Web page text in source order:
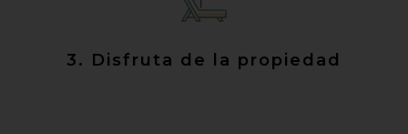
3. Disfruta de la propiedad